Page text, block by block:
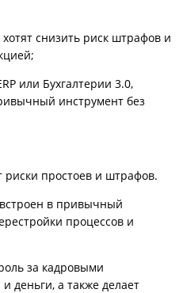
снизить риск штрафов и
или Бухгалтерии 3.0,
инструмент без
простоев и штрафов.
в привычный
процессов и
за кадровыми
деньги, а также делает